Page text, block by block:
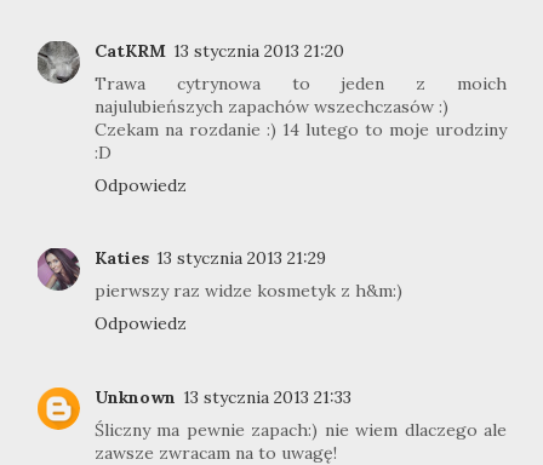
CatKRM 13 stycznia 2013 21:20
Trawa cytrynowa to jeden z moich
najulubieńszych zapachów wszechczasów :)
Czekam na rozdanie :) 14 lutego to moje urodziny
:D
Odpowiedz
Katies 13 stycznia 2013 21:29
pierwszy raz widze kosmetyk z h&m:)
Odpowiedz
Unknown 13 stycznia 2013 21:33
Śliczny ma pewnie zapach:) nie wiem dlaczego ale
zawsze zwracam na to uwagę!